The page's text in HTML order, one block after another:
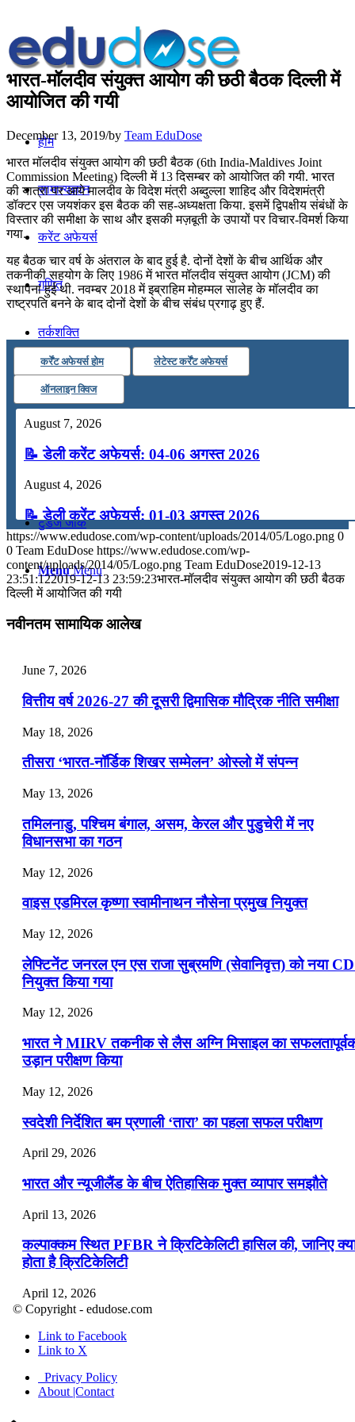
होम
सामान्यज्ञान
करेंट अफेयर्स
गणित
तर्कशक्ति
कंप्यूटर
अंग्रेजी
टुडेज जीके
Menu Menu
भारत-मॉलदीव संयुक्‍त आयोग की छठी बैठक दिल्‍ली में
आयोजित की गयी
December 13, 2019/by Team EduDose
भारत मॉलदीव संयुक्‍त आयोग की छठी बैठक (6th India-Maldives Joint
Commission Meeting) दिल्‍ली में 13 दिसम्बर को आयोजित की गयी. भारत
की यात्रा पर आये मालदीव के विदेश मंत्री अब्‍दुल्‍ला शाहिद और विदेशमंत्री
डॉक्‍टर एस जयशंकर इस बैठक की सह-अध्‍यक्षता किया. इसमें द्वि‍पक्षीय संबंधों के
विस्‍तार की समीक्षा के साथ और इसकी मज़बूती के उपायों पर विचार-विमर्श किया
गया.
यह बैठक चार वर्ष के अंतराल के बाद हुई है. दोनों देशों के बीच आर्थिक और
तकनीकी सहयोग के लिए 1986 में भारत मॉलदीव संयुक्‍त आयोग (JCM) की
स्‍थापना हुई थी. नवम्‍बर 2018 में इब्राहिम मोहम्‍मल सालेह के मॉलदीव का
राष्‍ट्रपति बनने के बाद दोनों देशों के बीच संबंध प्रगाढ़ हुए हैं.
कर्रेंट अफेयर्स होम लेटेस्ट कर्रेंट अफेयर्स
ऑनलाइन क्विज
August 7, 2026
📝 डेली करेंट अफेयर्स: 04-06 अगस्त 2026
August 4, 2026
📝 डेली करेंट अफेयर्स: 01-03 अगस्त 2026
July 31, 2026
📝 डेली करेंट अफेयर्स: 28-31 जुलाई 2026
July 25, 2026
📝 डेली करेंट अफेयर्स: 22-24 जुलाई 2026
July 22, 2026
📝 डेली करेंट अफेयर्स: 19-21 जुलाई 2026
July 19, 2026
📝 डेली करेंट अफेयर्स: 16-18 जुलाई 2026
https://www.edudose.com/wp-content/uploads/2014/05/Logo.png 0
0 Team EduDose https://www.edudose.com/wp-
content/uploads/2014/05/Logo.png Team EduDose2019-12-13
23:51:122019-12-13 23:59:23भारत-मॉलदीव संयुक्‍त आयोग की छठी बैठक
दिल्‍ली में आयोजित की गयी
नवीनतम सामायिक आलेख
June 7, 2026
वित्तीय वर्ष 2026-27 की दूसरी द्विमासिक मौद्रिक नीति समीक्षा
May 18, 2026
तीसरा ‘भारत-नॉर्डिक शिखर सम्मेलन’ ओस्लो में संपन्न
May 13, 2026
तमिलनाडु, पश्चिम बंगाल, असम, केरल और पुडुचेरी में नए
विधानसभा का गठन
May 12, 2026
वाइस एडमिरल कृष्णा स्वामीनाथन नौसेना प्रमुख नियुक्त
May 12, 2026
लेफ्टिनेंट जनरल एन एस राजा सुब्रमणि (सेवानिवृत्त) को नया
नियुक्त किया गया
May 12, 2026
भारत ने MIRV तकनीक से लैस अग्नि मिसाइल का
उड़ान परीक्षण किया
May 12, 2026
स्वदेशी निर्देशित बम प्रणाली ‘तारा’ का पहला सफल परीक्षण
April 29, 2026
भारत और न्यूजीलैंड के बीच ऐतिहासिक मुक्त व्यापार समझौते
April 13, 2026
कल्पाक्कम स्थित PFBR ने क्रिटिकेलिटी हासिल की, जानिए
होता है क्रिटिकेलिटी
April 12, 2026
April 9, 2026
नासा का आर्टेमिस-2 मिशन: मनुष्य एक बार फिर से चंद्रमा के
पहुंचा
© Copyright - edudose.com
Link to Facebook
Link to X
Privacy Policy
About |Contact